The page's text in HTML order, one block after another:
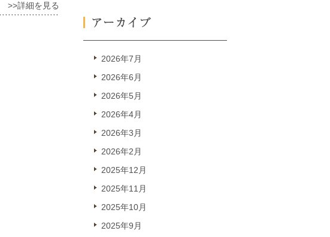
>>詳細を見る
2026年7月
2026年6月
2026年5月
2026年4月
2026年3月
2026年2月
2025年12月
2025年11月
2025年10月
2025年9月